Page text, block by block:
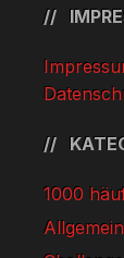
1000
Allgemein